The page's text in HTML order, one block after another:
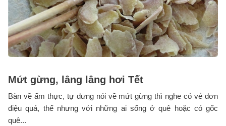
Mứt gừng, lâng lâng hơi Tết
Bàn về ẩm thực, tự dưng nói về mứt gừng thì nghe có vẻ đơn
điệu quá, thế nhưng với những ai sống ở quê hoặc có gốc
quê...